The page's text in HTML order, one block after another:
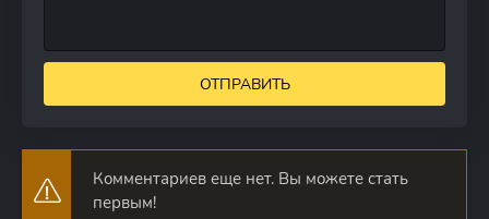
ОТПРАВИТЬ
Комментариев еще нет. Вы можете стать
первым!